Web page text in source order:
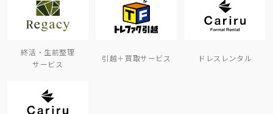
終活・生前整理
サービス
引越＋買取サービス ドレスレンタル